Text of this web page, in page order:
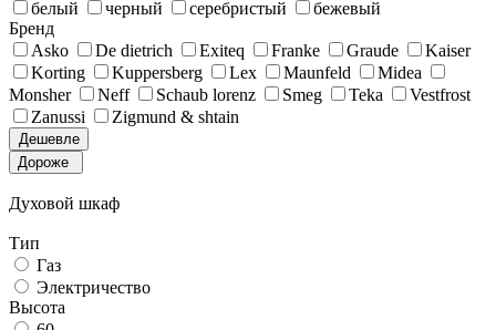
белый
черный серебристый
бежевый
Бренд
Asko
De dietrich Exiteq Franke Graude
Kaiser
Korting
Kuppersberg Lex Maunfeld
Midea
Monsher
Neff Schaub lorenz Smeg Teka
Vestfrost
Zanussi
Zigmund & shtain
Дешевле
Дороже
Духовой шкаф
Тип
Газ
Электричество
Высота